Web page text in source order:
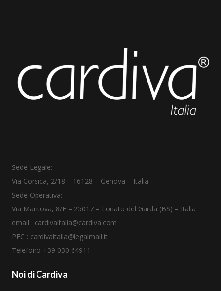
Sede Legale:
Via Corsica, 2/18 – 16128 – Genova – Italia
Sede Operativa:
Via Mantova, 8/E – 25017 – Lonato del Garda (BS) – Italia
email : cardivaitalia@cardiva.com
PEC : cardivaitalia@legalmail.it
Telefono +39 030 64911
Noi di Cardiva